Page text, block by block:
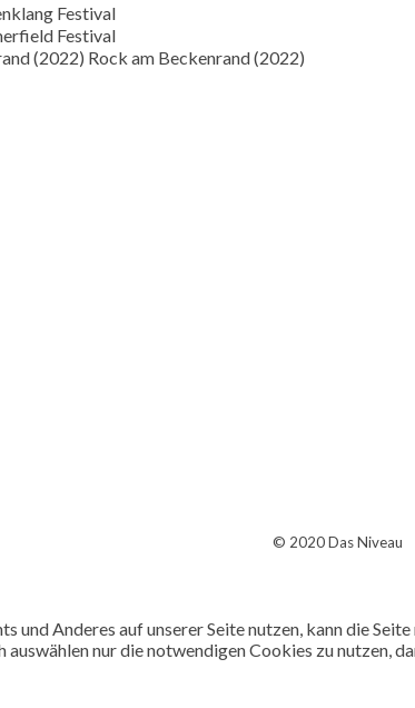
Festival
Festival
(2022) Rock am Beckenrand (2022)
© 2020 Das Niveau
und Anderes auf unserer Seite nutzen, kann die
nur die notwendigen Cookies zu nutzen,